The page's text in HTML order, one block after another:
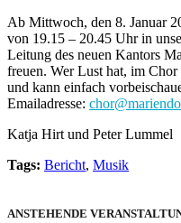
Ab Mittwoch, den 8. Januar
von 19.15 – 20.45 Uhr in
Leitung des neuen Kantors
freuen. Wer Lust hat, im
und kann einfach
Emailadresse:
Katja Hirt und Peter Lummel
Tags: Bericht, Musik
ANSTEHENDE